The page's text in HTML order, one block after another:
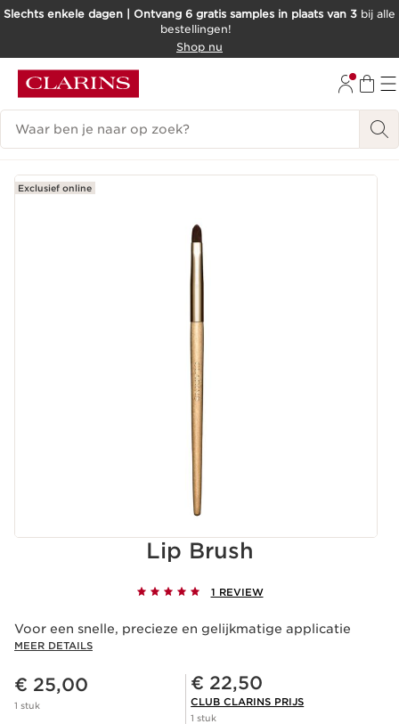
DOORGAAN NAAR INHOUD
Slechts enkele dagen | Ontvang 6 gratis samples in plaats van 3 bij alle
bestellingen!
Shop nu
Zoekgeschiedenis
Exclusief online
Lip Brush
1 REVIEW
Voor een snelle, precieze en gelijkmatige applicatie
MEER DETAILS
Dit is nu de prijs € 25,00
€ 25,00
1 stuk
Club Clarins Prijs € 22,50
€ 22,50
CLUB CLARINS PRIJS
1 stuk